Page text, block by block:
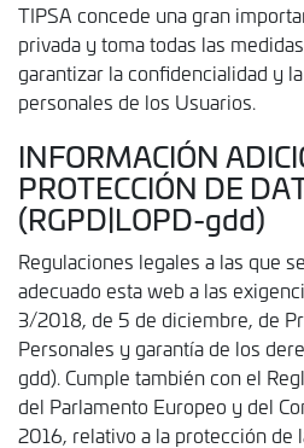
TIPSA concede una gran
privada y toma todas las
garantizar la confidencialidad y
personales de los Usuarios.
INFORMACIÓN
PROTECCIÓN DE
(RGPD|LOPD-gdd)
Regulaciones legales a las que
adecuado esta web a las
3/2018, de 5 de diciembre, de
Personales y garantía de los
gdd). Cumple también con el
del Parlamento Europeo y del
2016, relativo a la protección de